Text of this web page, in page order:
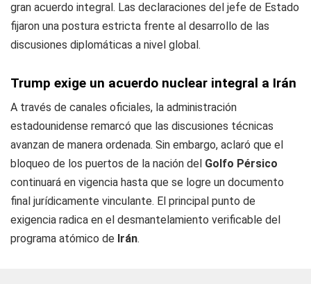
gran acuerdo integral. Las declaraciones del jefe de Estado
fijaron una postura estricta frente al desarrollo de las
discusiones diplomáticas a nivel global.
Trump exige un acuerdo nuclear integral a Irán
A través de canales oficiales, la administración
estadounidense remarcó que las discusiones técnicas
avanzan de manera ordenada. Sin embargo, aclaró que el
bloqueo de los puertos de la nación del Golfo Pérsico
continuará en vigencia hasta que se logre un documento
final jurídicamente vinculante. El principal punto de
exigencia radica en el desmantelamiento verificable del
programa atómico de Irán.